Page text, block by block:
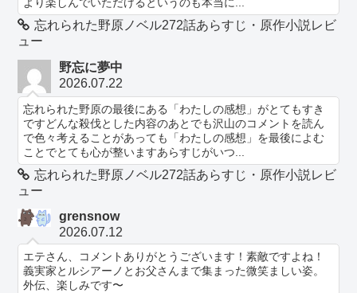
より楽しんでいただけるというのも本当に...
忘れられた野原ノベル272話あらすじ・原作小説レビ
ュー
野忘に夢中
2026.07.22
忘れられた野原の最後にある「わたしの感想」がとてもすき
ですどんな殺伐とした内容のあとでも沢山のコメントを読ん
で色々考えることがあっても「わたしの感想」を最後によむ
ことでとても心が整いますあらすじがいつ...
忘れられた野原ノベル272話あらすじ・原作小説レビ
ュー
grensnow
2026.07.12
エテさん、コメントありがとうございます！素敵ですよね！
義実家とルシアーノとお父さんまで集まった微笑ましい姿。
外伝、楽しみです〜